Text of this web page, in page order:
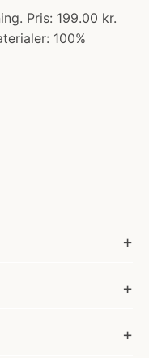
Pris: 199.00 kr.
100%